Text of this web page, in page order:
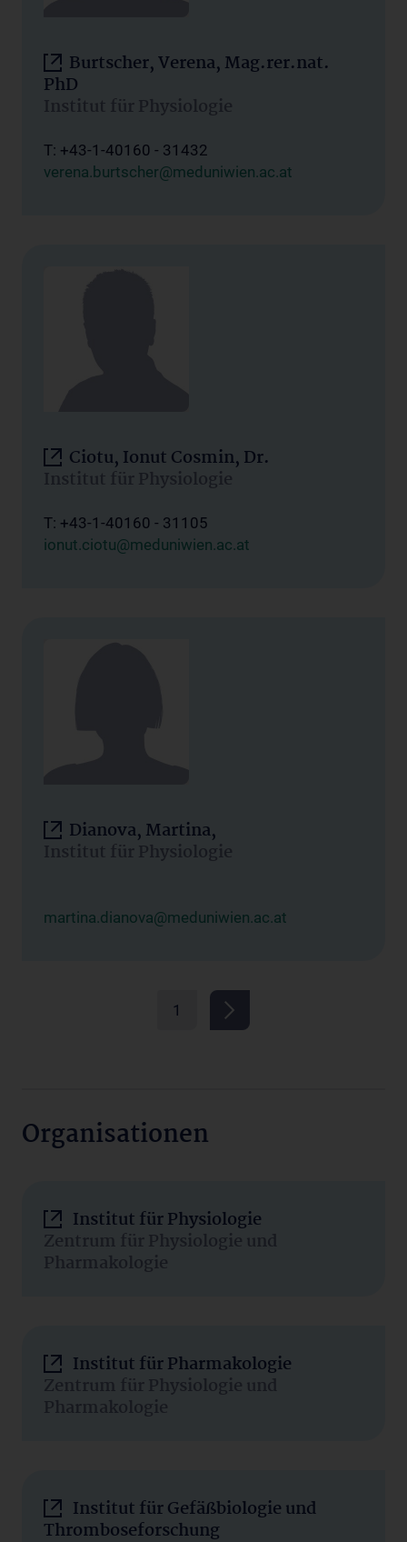
Burtscher, Verena, Mag.rer.nat.
PhD
Institut für Physiologie
T: +43-1-40160 - 31432
verena.burtscher@meduniwien.ac.at
Ciotu, Ionut Cosmin, Dr.
Institut für Physiologie
T: +43-1-40160 - 31105
ionut.ciotu@meduniwien.ac.at
Dianova, Martina,
Institut für Physiologie
martina.dianova@meduniwien.ac.at
1
Organisationen
Institut für Physiologie
Zentrum für Physiologie und
Pharmakologie
Institut für Pharmakologie
Zentrum für Physiologie und
Pharmakologie
Institut für Gefäßbiologie und
Thromboseforschung